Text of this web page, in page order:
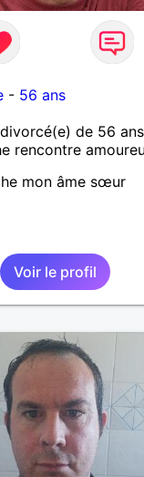
- 56 ans
de 56 ans
rencontre
mon âme sœur
Voir le profil